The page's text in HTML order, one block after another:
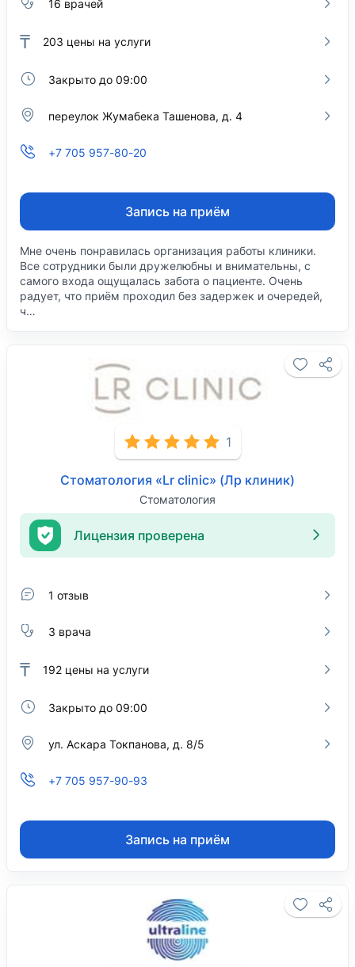
16 врачей
₸ 203 цены на услуги
Закрыто до 09:00
переулок Жумабека Ташенова, д. 4
+7 705 957-80-20
Запись на приём
Мне очень понравилась организация работы клиники.
Все сотрудники были дружелюбны и внимательны, с
самого входа ощущалась забота о пациенте. Очень
радует, что приём проходил без задержек и очередей,
ч…
1
Стоматология «Lr clinic» (Лр клиник)
Стоматология
Лицензия проверена
1 отзыв
3 врача
₸ 192 цены на услуги
Закрыто до 09:00
ул. Аскара Токпанова, д. 8/5
+7 705 957-90-93
Запись на приём